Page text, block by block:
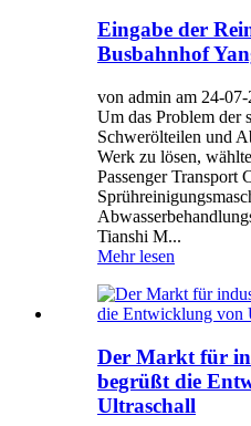
Eingabe der
Busbahnhof
von admin am 24-07-
Um das Problem der
Schwerölteilen und
Werk zu lösen,
Passenger Transport
Tianshi M...
Mehr lesen
Der Markt für
begrüßt die
Ultraschall